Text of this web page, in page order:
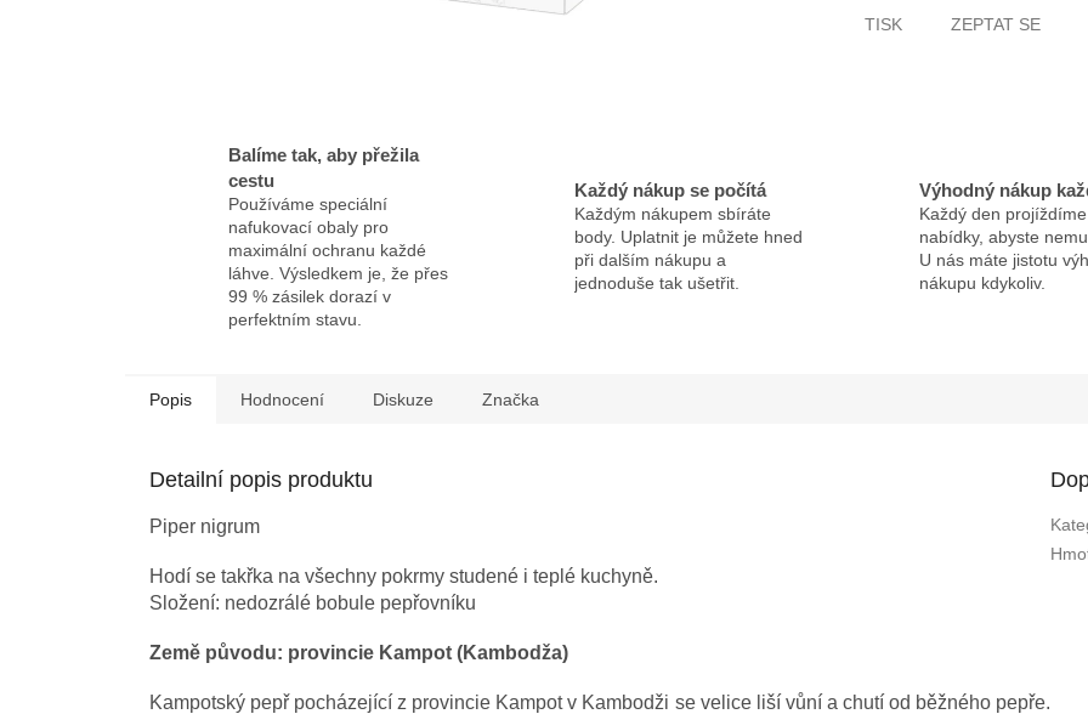
TISK ZEPTAT SE
Balíme tak, aby přežila
cestu
Používáme speciální
nafukovací obaly pro
maximální ochranu každé
láhve. Výsledkem je, že přes
99 % zásilek dorazí v
perfektním stavu.
Každý nákup se počítá
Každým nákupem sbíráte
body. Uplatnit je můžete hned
při dalším nákupu a
jednoduše tak ušetřit.
Výhodný nákup
Každý den projíždíme
nabídky, abyste
U nás máte jistotu
nákupu kdykoliv.
Popis Hodnocení Diskuze Značka
Detailní popis produktu
Piper nigrum
Hodí se takřka na všechny pokrmy studené i teplé kuchyně.
Složení: nedozrálé bobule pepřovníku
Země původu: provincie Kampot (Kambodža)
Kampotský pepř pocházející z provincie Kampot v Kambodži se velice liší vůní a chutí od běžného pepře.